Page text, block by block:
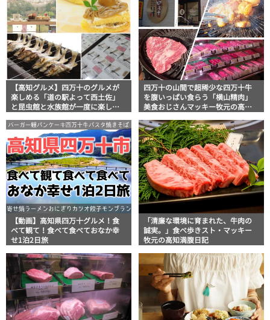
【高知グルメ】四万十のグルメが
楽しめる「道の駅よって西土佐」
と昆虫館と水族館が一度に楽しめ
ほっとこうちオススメ情報
四万十の山間で超稀少な四万十牛
を腹いっぱい食らう「横山精肉」
美食おじさんマッキー牧元の高知
【動画】高知県四万十グルメ！食
べて観て！食べて食べておなか幸
せ1泊2日旅
「清廉な環境に育まれた、牛肉の
誠実。」食べ歩きスト・マッキー
牧元の高知満腹日記